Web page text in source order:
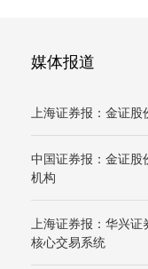
媒体报道
上海证券报：金证股
中国证券报：金证股
机构
上海证券报：华兴
核心交易系统